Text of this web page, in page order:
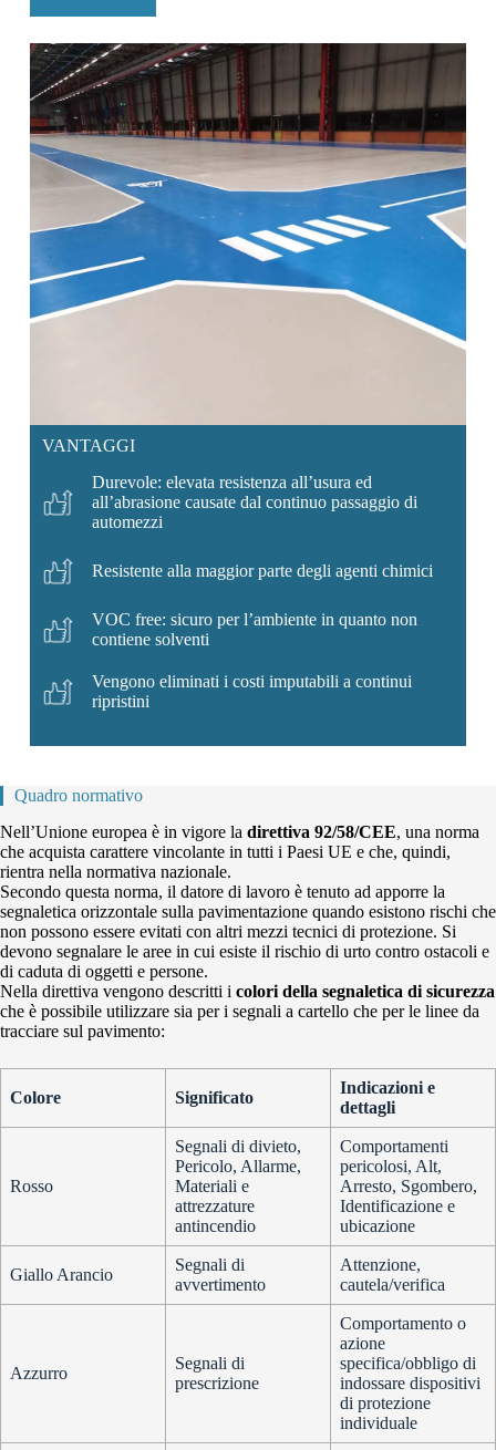
VANTAGGI
Durevole: elevata resistenza all’usura ed
all’abrasione causate dal continuo passaggio di
automezzi
Resistente alla maggior parte degli agenti chimici
VOC free: sicuro per l’ambiente in quanto non
contiene solventi
Vengono eliminati i costi imputabili a continui
ripristini
Quadro normativo
Nell’Unione europea è in vigore la direttiva 92/58/CEE, una norma
che acquista carattere vincolante in tutti i Paesi UE e che, quindi,
rientra nella normativa nazionale.
Secondo questa norma, il datore di lavoro è tenuto ad apporre la
segnaletica orizzontale sulla pavimentazione quando esistono rischi che
non possono essere evitati con altri mezzi tecnici di protezione. Si
devono segnalare le aree in cui esiste il rischio di urto contro ostacoli e
di caduta di oggetti e persone.
Nella direttiva vengono descritti i colori della segnaletica di sicurezza
che è possibile utilizzare sia per i segnali a cartello che per le linee da
tracciare sul pavimento:
Colore Significato
Indicazioni e
dettagli
Rosso
Segnali di divieto,
Pericolo, Allarme,
Materiali e
attrezzature
antincendio
Comportamenti
pericolosi, Alt,
Arresto, Sgombero,
Identificazione e
ubicazione
Giallo Arancio
Segnali di
avvertimento
Attenzione,
cautela/verifica
Azzurro
Segnali di
prescrizione
Comportamento o
azione
specifica/obbligo di
indossare dispositivi
di protezione
individuale